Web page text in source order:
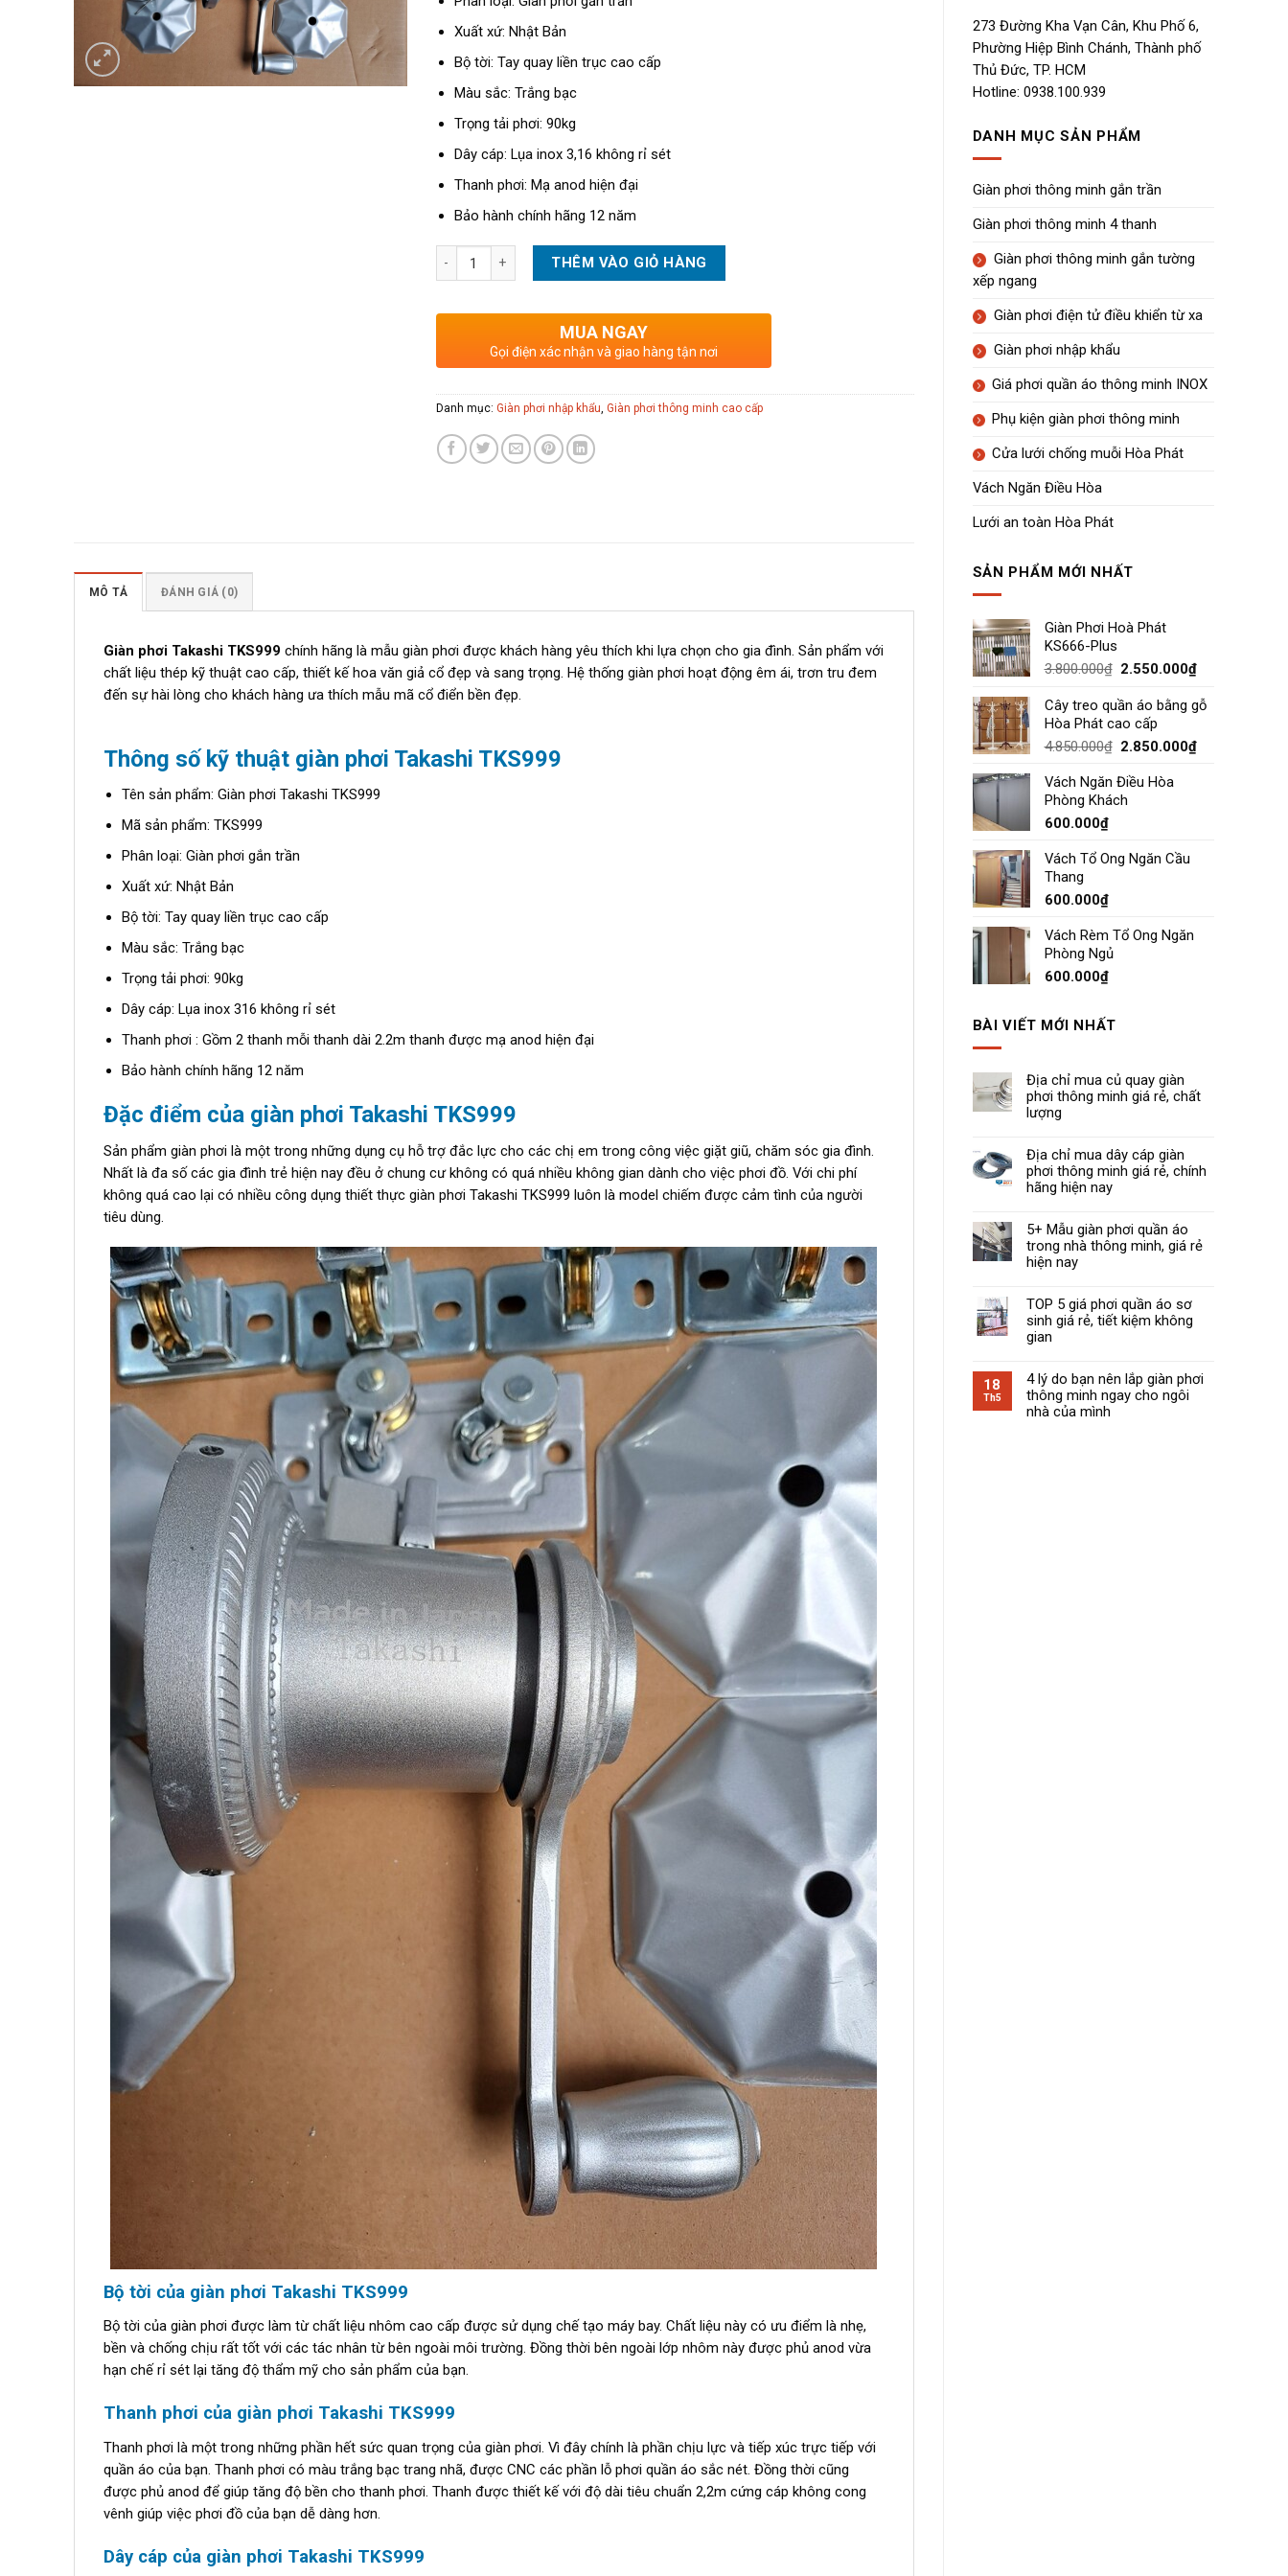
273 Đường Kha Vạn Cân, Khu Phố 6,
Phường Hiệp Bình Chánh, Thành phố
Thủ Đức, TP. HCM
Hotline: 0938.100.939
DANH MỤC SẢN PHẨM
Giàn phơi thông minh gắn trần
Giàn phơi thông minh 4 thanh
Giàn phơi thông minh gắn tường
xếp ngang
Giàn phơi điện tử điều khiển từ xa
Giàn phơi nhập khẩu
Giá phơi quần áo thông minh INOX
Phụ kiện giàn phơi thông minh
Cửa lưới chống muỗi Hòa Phát
Vách Ngăn Điều Hòa
Lưới an toàn Hòa Phát
SẢN PHẨM MỚI NHẤT
Giàn Phơi Hoà Phát
KS666-Plus
3.800.000₫ Giá
là:
3.800.000₫.
2.550.000₫Giá
tại
2.550.000₫.
Cây treo quần áo bằng gỗ
Hòa Phát cao cấp
4.850.000₫ Giá
là:
4.850.000₫.
2.850.000₫Giá
Vách Ngăn Điều Hòa
Phòng Khách
600.000₫
Vách Tổ Ong Ngăn Cầu
Thang
600.000₫
Vách Rèm Tổ Ong Ngăn
Phòng Ngủ
600.000₫
BÀI VIẾT MỚI NHẤT
Địa chỉ mua củ quay giàn
phơi thông minh giá rẻ, chất
lượng
Địa chỉ mua dây cáp giàn
phơi thông minh giá rẻ, chính
hãng hiện nay
5+ Mẫu giàn phơi quần áo
trong nhà thông minh, giá rẻ
hiện nay
TOP 5 giá phơi quần áo sơ
sinh giá rẻ, tiết kiệm không
gian
18
Th5
4 lý do bạn nên lắp giàn phơi
thông minh ngay cho ngôi
nhà của mình
Xuất xứ: Nhật Bản
Bộ tời: Tay quay liền trục cao cấp
Màu sắc: Trắng bạc
Trọng tải phơi: 90kg
Dây cáp: Lụa inox 3,16 không rỉ sét
Thanh phơi: Mạ anod hiện đại
Bảo hành chính hãng 12 năm
Giàn phơi Takashi TKS999 chính hãng số lượng
THÊM VÀO GIỎ HÀNG
MUA NGAY
Gọi điện xác nhận và giao hàng tận nơi
Danh mục: Giàn phơi nhập khẩu, Giàn phơi thông minh cao cấp
MÔ TẢ ĐÁNH GIÁ (0)
Giàn phơi Takashi TKS999 chính hãng là mẫu giàn phơi được khách hàng yêu thích khi lựa chọn cho gia đình. Sản phẩm với
chất liệu thép kỹ thuật cao cấp, thiết kế hoa văn giả cổ đẹp và sang trọng. Hệ thống giàn phơi hoạt động êm ái, trơn tru đem
đến sự hài lòng cho khách hàng ưa thích mẫu mã cổ điển bền đẹp.
Thông số kỹ thuật giàn phơi Takashi TKS999
Tên sản phẩm: Giàn phơi Takashi TKS999
Mã sản phẩm: TKS999
Phân loại: Giàn phơi gắn trần
Xuất xứ: Nhật Bản
Bộ tời: Tay quay liền trục cao cấp
Màu sắc: Trắng bạc
Trọng tải phơi: 90kg
Dây cáp: Lụa inox 316 không rỉ sét
Thanh phơi : Gồm 2 thanh mỗi thanh dài 2.2m thanh được mạ anod hiện đại
Bảo hành chính hãng 12 năm
Đặc điểm của giàn phơi Takashi TKS999
Sản phẩm giàn phơi là một trong những dụng cụ hỗ trợ đắc lực cho các chị em trong công việc giặt giũ, chăm sóc gia đình.
Nhất là đa số các gia đình trẻ hiện nay đều ở chung cư không có quá nhiều không gian dành cho việc phơi đồ. Với chi phí
không quá cao lại có nhiều công dụng thiết thực giàn phơi Takashi TKS999 luôn là model chiếm được cảm tình của người
tiêu dùng.
Bộ tời của giàn phơi Takashi TKS999
Bộ tời của giàn phơi được làm từ chất liệu nhôm cao cấp được sử dụng chế tạo máy bay. Chất liệu này có ưu điểm là nhẹ,
bền và chống chịu rất tốt với các tác nhân từ bên ngoài môi trường. Đồng thời bên ngoài lớp nhôm này được phủ anod vừa
hạn chế rỉ sét lại tăng độ thẩm mỹ cho sản phẩm của bạn.
Thanh phơi của giàn phơi Takashi TKS999
Thanh phơi là một trong những phần hết sức quan trọng của giàn phơi. Vì đây chính là phần chịu lực và tiếp xúc trực tiếp với
quần áo của bạn. Thanh phơi có màu trắng bạc trang nhã, được CNC các phần lỗ phơi quần áo sắc nét. Đồng thời cũng
được phủ anod để giúp tăng độ bền cho thanh phơi. Thanh được thiết kế với độ dài tiêu chuẩn 2,2m cứng cáp không cong
vênh giúp việc phơi đồ của bạn dễ dàng hơn.
Dây cáp của giàn phơi Takashi TKS999